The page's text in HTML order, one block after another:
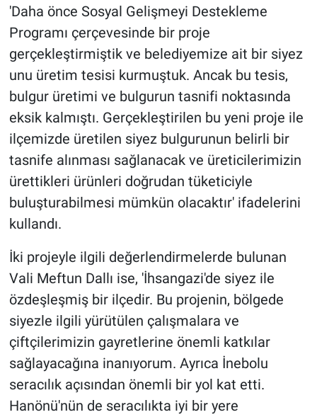
'Daha önce Sosyal Gelişmeyi Destekleme
Programı çerçevesinde bir proje
gerçekleştirmiştik ve belediyemize ait bir siyez
unu üretim tesisi kurmuştuk. Ancak bu tesis,
bulgur üretimi ve bulgurun tasnifi noktasında
eksik kalmıştı. Gerçekleştirilen bu yeni proje ile
ilçemizde üretilen siyez bulgurunun belirli bir
tasnife alınması sağlanacak ve üreticilerimizin
ürettikleri ürünleri doğrudan tüketiciyle
buluşturabilmesi mümkün olacaktır' ifadelerini
kullandı.
İki projeyle ilgili değerlendirmelerde bulunan
Vali Meftun Dallı ise, 'İhsangazi'de siyez ile
özdeşleşmiş bir ilçedir. Bu projenin, bölgede
siyezle ilgili yürütülen çalışmalara ve
çiftçilerimizin gayretlerine önemli katkılar
sağlayacağına inanıyorum. Ayrıca İnebolu
seracılık açısından önemli bir yol kat etti.
Hanönü'nün de seracılıkta iyi bir yere